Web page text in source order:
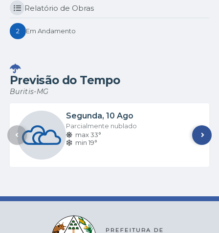
Relatório de Obras
2 Em Andamento
Previsão do Tempo
Buritis-MG
Segunda 10 Ago
Parcialmente nublado
max 33°
min 19°